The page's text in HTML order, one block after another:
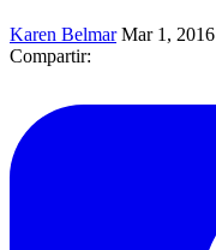
Karen Belmar Mar 1, 2016
Compartir: